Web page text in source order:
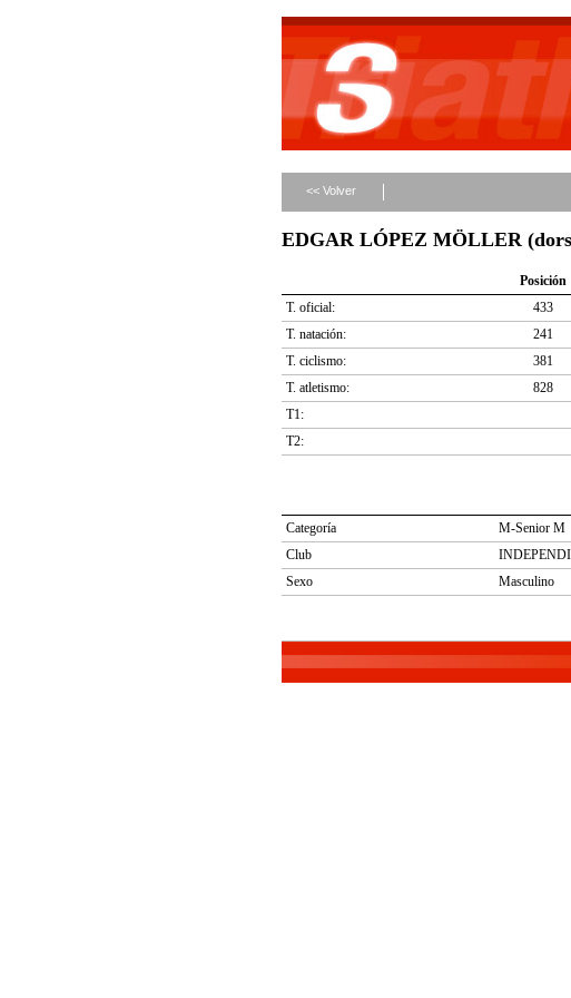
<< Volver
EDGAR LÓPEZ MÖLLER
Posición
T. oficial:
433
T. natación:
241
T. ciclismo:
381
T. atletismo:
828
T1:
T2:
Categoría
M-Senior M
Club
Sexo
Masculino